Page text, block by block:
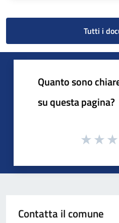
Tutti i
Quanto sono
su questa pagina?
Contatta il comune